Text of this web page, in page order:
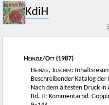
KdiH
Heinzle/Ott (1987)
Heinzle, Joachim:
Beschreibender Katalog
Nach dem ältesten Druck in
Bd. II: Kommentarbd.